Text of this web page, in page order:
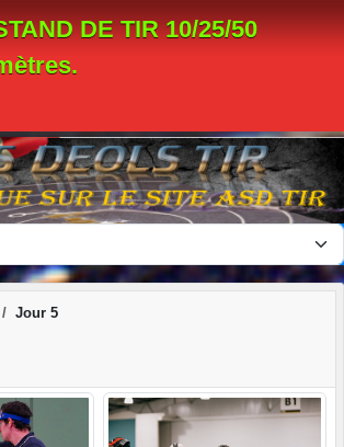
DE TIR 10/25/50
Jour 5
des cookies